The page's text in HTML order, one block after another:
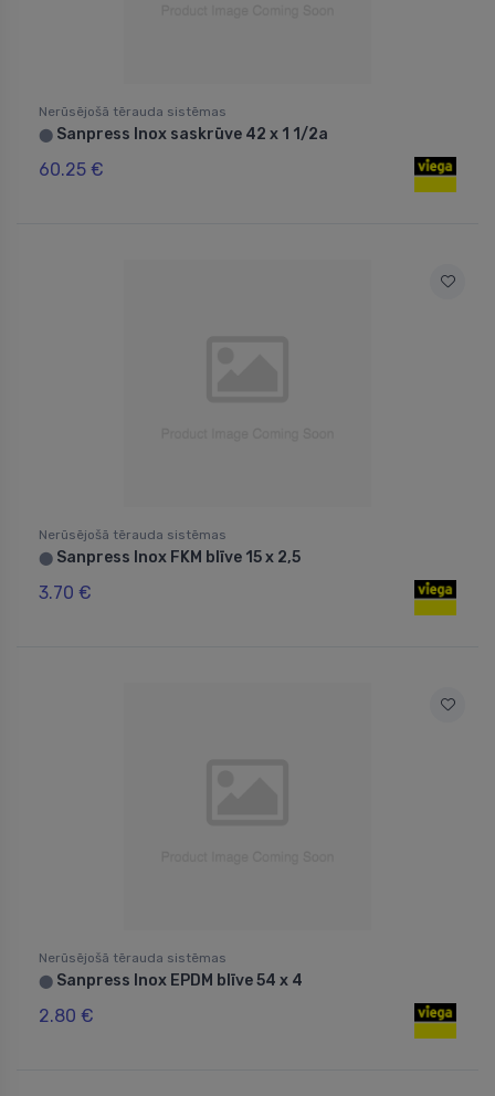
Nerūsējošā tērauda sistēmas
⬤ Sanpress Inox saskrūve 42 x 1 1/2a
60.25 €
Nerūsējošā tērauda sistēmas
⬤ Sanpress Inox FKM blīve 15 x 2,5
3.70 €
Nerūsējošā tērauda sistēmas
⬤ Sanpress Inox EPDM blīve 54 x 4
2.80 €